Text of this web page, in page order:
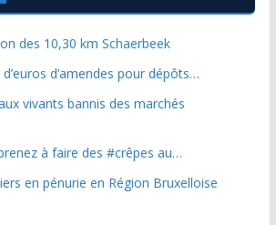
des 10,30 km Schaerbeek
d’amendes pour dépôts…
vivants bannis des marchés
à faire des #crêpes au…
en pénurie en Région Bruxelloise